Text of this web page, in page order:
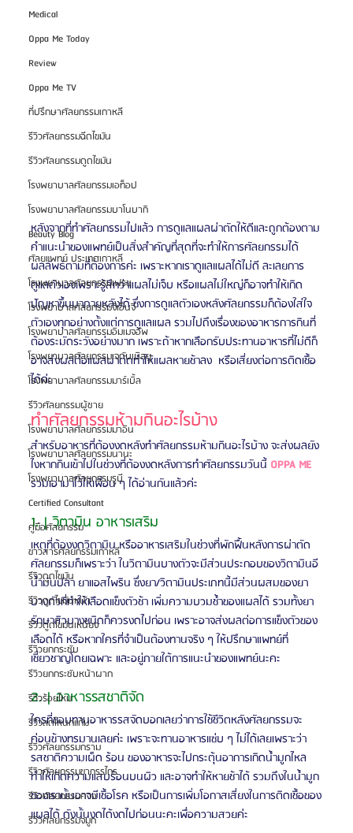
Medical
Oppa Me Today
Review
Oppa Me TV
ที่ปรึกษาศัลยกรรมเกาหลี
รีวิวศัลยกรรมฉีดไขมัน
รีวิวศัลยกรรมดูดไขมัน
โรงพยาบาลศัลยกรรมเอท็อป
โรงพยาบาลศัลยกรรมบาโนบากิ
Beauty Blog
ศัลยแพทย์ ประเทศเกาหลี
โรงพยาบาลศัลยกรรมเฟรช
โรงพยาบาลศัลยกรรมจีเอ็นจี
โรงพยาบาลศัลยกรรมอิมเมจอัพ
โรงพยาบาลศัลยกรรมเจดับเบิลยู
โรงพยาบาลศัลยกรรมมาร์เบิ้ล
รีวิวศัลยกรรมผู้ชาย
โรงพยาบาลศัลยกรรมมาอิน
โรงพยาบาลศัลยกรรมนานะ
โรงพยาบาลศัลยกรรมรูบี
Certified Consultant
คู่มือศัลยกรรม
ข่าวสารศัลยกรรมเกาหลี
รีวิวดูดไขมัน
รีวิวดูดไขมันหน้า
รีวิวดูดไขมันเหนียง
รีวิวยกกระชับ
รีวิวยกกระชับหน้าผาก
รีวิวร้อยไหม
รีวิวลดโหนกแก้ม
รีวิวศัลยกรรมกราม
รีวิวศัลยกรรมขากรรไกร
รีวิวศัลยกรรมคาง
รีวิวศัลยกรรมจมูก
หลังจากที่ทำศัลยกรรมไปแล้ว การดูแลแผลผ่าตัดให้ดีและถูกต้องตาม
คำแนะนำของแพทย์เป็นสิ่งสำคัญที่สุดที่จะทำให้การศัลยกรรมได้
ผลลัพธ์ตามที่ต้องการค่ะ เพราะหากเราดูแลแผลได้ไม่ดี ละเลยการ
ดูแลตัวเองเพราะรู้สึกว่าแผลไม่เจ็บ หรือแผลไม่ใหญ่ก็อาจทำให้เกิด
ปัญหาขึ้นมาภายหลังได้ ซึ่งการดูแลตัวเองหลังศัลยกรรมก็ต้องใส่ใจ
ตัวเองทุกอย่างตั้งแต่การดูแลแผล รวมไปถึงเรื่องของอาหารการกินที่
ต้องระมัดระวังอย่างมาก เพราะถ้าหากเลือกรับประทานอาหารที่ไม่ดีก็
อาจส่งผลต่อแผลผ่าตัดทำให้แผลหายช้าลง  หรือเสี่ยงต่อการติดเชื้อ
ได้ค่ะ
ทำศัลยกรรมห้ามกินอะไรบ้าง
สำหรับอาหารที่ต้องงดหลังทำศัลยกรรมห้ามกินอะไรบ้าง จะส่งผลยัง
ไงหากกินเข้าไปในช่วงที่ต้องงดหลังการทำศัลยกรรมวันนี้ OPPA ME
รวมเอามาไว้ให้เพื่อน ๆ ได้อ่านกันแล้วค่ะ
1. | วิตามิน อาหารเสริม
เหตุที่ต้องงดวิตามิน หรืออาหารเสริมในช่วงที่พักฟื้นหลังการผ่าตัด
ศัลยกรรมก็เพราะว่า ในวิตามินบางตัวจะมีส่วนประกอบของวิตามินอี
น้ำมันปลา ยาแอสไพริน ซึ่งยา/วิตามินประเภทนี้มีส่วนผสมของยา
บางตัวที่ทำให้เลือดแข็งตัวช้า เพิ่มความบวมช้ำของแผลได้ รวมทั้งยา
รักษาสิวบางชนิดก็ควรงดไปก่อน เพราะอาจส่งผลต่อการแข็งตัวของ
เลือดได้ หรือหากใครที่จำเป็นต้องทานจริง ๆ ให้ปรึกษาแพทย์ที่
เชี่ยวชาญโดยเฉพาะ และอยู่ภายใต้การแนะนำของแพทย์นะคะ
2. | อาหารรสชาติจัด
ใครที่ชอบทานอาหารรสจัดบอกเลยว่าการใช้ชีวิตหลังศัลยกรรมจะ
ค่อนข้างทรมานเลยค่ะ เพราะจะทานอาหารแซ่บ ๆ ไม่ได้เลยเพราะว่า
รสชาติความเผ็ด ร้อน ของอาหารจะไปกระตุ้นอาการเกิดน้ำมูกไหล
ทำให้เกิดความแสบร้อนบนผิว และอาจทำให้หายช้าได้ รวมถึงในน้ำมูก
ของเรานั้นอาจมีเชื้อโรค หรือเป็นการเพิ่มโอกาสเสี่ยงในการติดเชื้อของ
แผลได้ ดังนั้นงดได้งดไปก่อนนะคะเพื่อความสวยค่ะ